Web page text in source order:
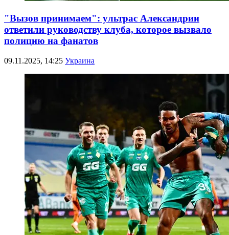
"Вызов принимаем": ультрас Александрии
ответили руководству клуба, которое вызвало
полицию на фанатов
09.11.2025, 14:25 Украина